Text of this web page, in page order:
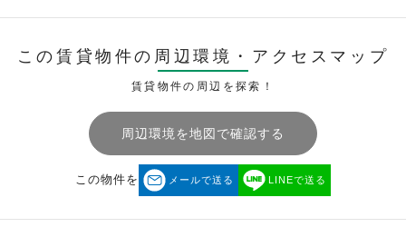
この賃貸物件の周辺環境・ アクセスマップ
賃貸物件の周辺を探索！
周辺環境を地図で確認する
この物件を メールで送る LINEで送る